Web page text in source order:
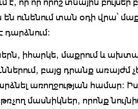
են ունենում տան օդի վրա՝
դարձնում:
իհարկե, մաքրում և
բայց դրանք առայժմ
առողջության համար:
մասնիկներ, որոնք